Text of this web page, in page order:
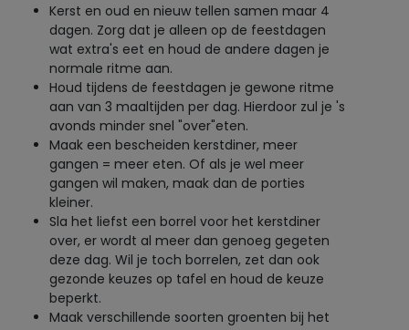
Kerst en oud en nieuw tellen samen maar 4
dagen. Zorg dat je alleen op de feestdagen
wat extra's eet en houd de andere dagen je
normale ritme aan.
Houd tijdens de feestdagen je gewone ritme
aan van 3 maaltijden per dag. Hierdoor zul je 's
avonds minder snel "over"eten.
Maak een bescheiden kerstdiner, meer
gangen = meer eten. Of als je wel meer
gangen wil maken, maak dan de porties
kleiner.
Sla het liefst een borrel voor het kerstdiner
over, er wordt al meer dan genoeg gegeten
deze dag. Wil je toch borrelen, zet dan ook
gezonde keuzes op tafel en houd de keuze
beperkt.
Maak verschillende soorten groenten bij het